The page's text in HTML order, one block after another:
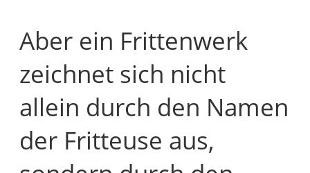
Aber ein Frittenwerk
zeichnet sich nicht
allein durch den Namen
der Fritteuse aus,